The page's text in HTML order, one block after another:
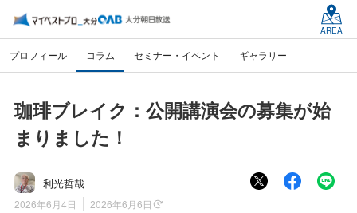
AREA
プロフィール コラム セミナー・イベント ギャラリー
珈琲ブレイク：公開講演会の募集が始
まりました！
利光哲哉
2026年6月4日
2026年6月6日